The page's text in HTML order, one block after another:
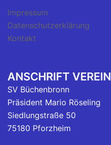
Impressum
Datenschutzerklärung
Kontakt
ANSCHRIFT VEREIN
SV Büchenbronn
Präsident Mario Röseling
Siedlungstraße 50
75180 Pforzheim